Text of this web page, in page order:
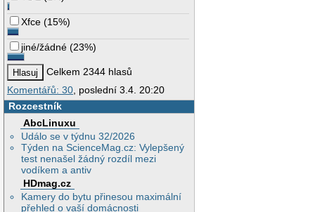
Xfce (15%)
jiné/žádné (23%)
Celkem 2344 hlasů
Komentářů: 30 , poslední 3.4. 20:20
Rozcestník
AbcLinuxu
Událo se v týdnu 32/2026
Týden na ScienceMag.cz: Vylepšený
test nenašel žádný rozdíl mezi
vodíkem a antiv
HDmag.cz
Kamery do bytu přinesou maximální
přehled o vaší domácnosti